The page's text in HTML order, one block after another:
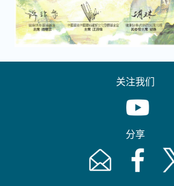
关注我们
Youtube
分享
Email [This link
Facebook